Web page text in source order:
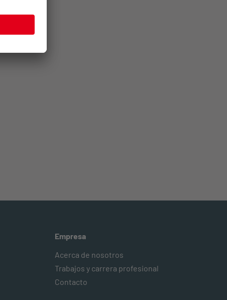
Empresa
Acerca de nosotros
Trabajos y carrera profesional
Contacto